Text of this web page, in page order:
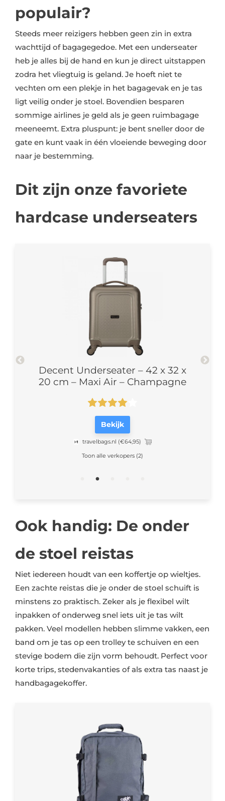
populair?
Steeds meer reizigers hebben geen zin in extra
wachttijd of bagagegedoe. Met een underseater
heb je alles bij de hand en kun je direct uitstappen
zodra het vliegtuig is geland. Je hoeft niet te
vechten om een plekje in het bagagevak en je tas
ligt veilig onder je stoel. Bovendien besparen
sommige airlines je geld als je geen ruimbagage
meeneemt. Extra pluspunt: je bent sneller door de
gate en kunt vaak in één vloeiende beweging door
naar je bestemming.
Dit zijn onze favoriete
hardcase underseaters
Decent Underseater – 42 x 32 x
20 cm – Maxi Air – Champagne
Bekijk
travelbags.nl (€64,95)
Toon alle verkopers (2)
Ook handig: De onder
de stoel reistas
Niet iedereen houdt van een koffertje op wieltjes.
Een zachte reistas die je onder de stoel schuift is
minstens zo praktisch. Zeker als je flexibel wilt
inpakken of onderweg snel iets uit je tas wilt
pakken. Veel modellen hebben slimme vakken, een
band om je tas op een trolley te schuiven en een
stevige bodem die zijn vorm behoudt. Perfect voor
korte trips, stedenvakanties of als extra tas naast je
handbagagekoffer.